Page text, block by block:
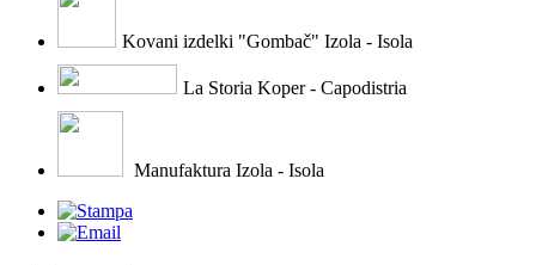
Kovani izdelki "Gombač" Izola - Isola
La Storia Koper - Capodistria
Manufaktura Izola - Isola